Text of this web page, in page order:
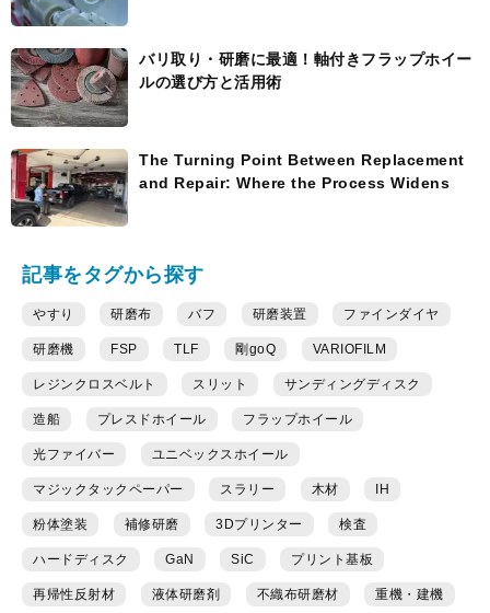
バリ取り・研磨に最適！軸付きフラップホイー
ルの選び方と活用術
The Turning Point Between Replacement
and Repair: Where the Process Widens
記事をタグから探す
やすり 研磨布 バフ 研磨装置 ファインダイヤ
研磨機 FSP TLF 剛goQ VARIOFILM
レジンクロスベルト スリット サンディングディスク
造船 プレスドホイール フラップホイール
光ファイバー ユニベックスホイール
マジックタックペーパー スラリー 木材 IH
粉体塗装 補修研磨 3Dプリンター 検査
ハードディスク GaN SiC プリント基板
再帰性反射材 液体研磨剤 不織布研磨材 重機・建機